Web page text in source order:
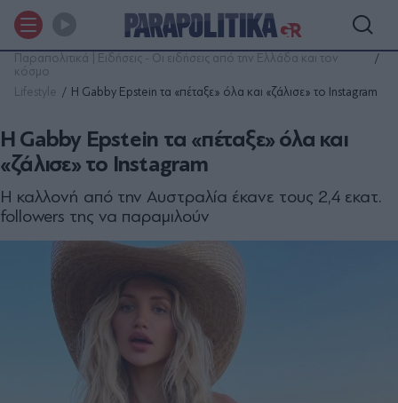
Παραπολιτικά | Ειδήσεις - Οι ειδήσεις από την Ελλάδα και τον
κόσμο
Lifestyle
Η Gabby Epstein τα «πέταξε» όλα και «ζάλισε» το Instagram
Η Gabby Epstein τα «πέταξε» όλα και
«ζάλισε» το Instagram
H καλλονή από την Αυστραλία έκανε τους 2,4 εκατ.
followers της να παραμιλούν